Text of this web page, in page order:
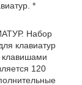
*
Набор
клавиатур
клавишами
120